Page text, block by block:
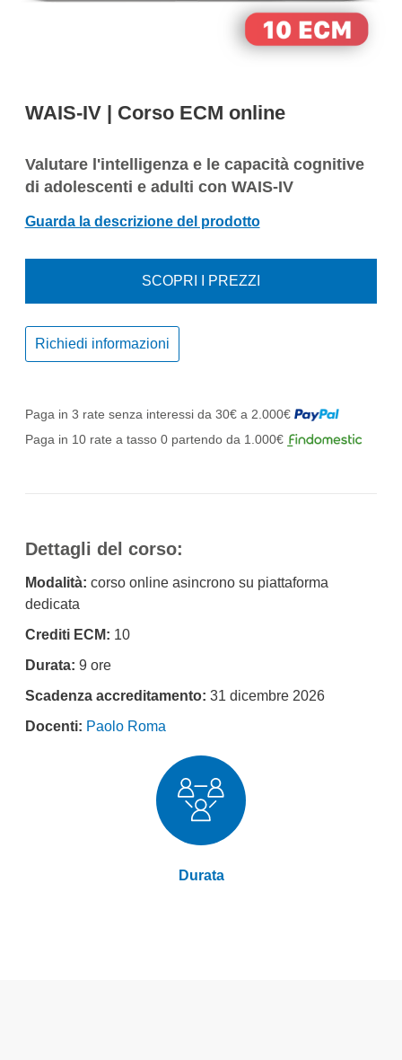
WAIS-IV | Corso ECM online
Valutare l'intelligenza e le capacità cognitive
di adolescenti e adulti con WAIS-IV
Guarda la descrizione del prodotto
SCOPRI I PREZZI
Richiedi informazioni
Paga in 3 rate senza interessi da 30€ a 2.000€
Paga in 10 rate a tasso 0 partendo da 1.000€
Dettagli del corso:
Modalità: corso online asincrono su piattaforma
dedicata
Crediti ECM: 10
Durata: 9 ore
Scadenza accreditamento: 31 dicembre 2026
Docenti: Paolo Roma
Durata